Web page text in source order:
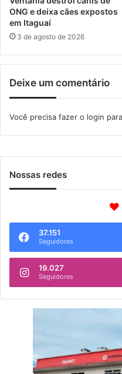
ã
o
d
e
s
g
a
o
s
ONG e deixa cães expostos
em Itaguaí
3 de agosto de 2026
Deixe um comentário
Você precisa fazer o login
Nossas redes
37.151
Seguidores
19.027
Seguidores